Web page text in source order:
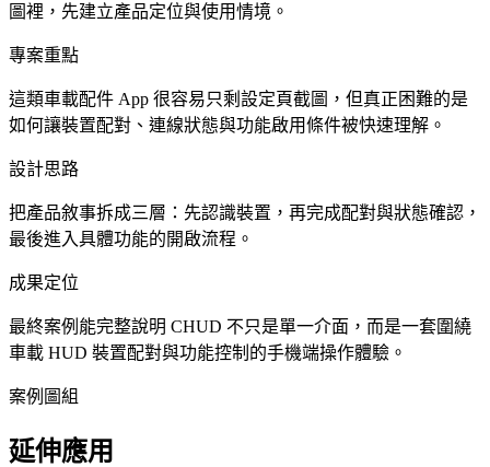
圖裡，先建立產品定位與使用情境。
專案重點
這類車載配件 App 很容易只剩設定頁截圖，但真正困難的是
如何讓裝置配對、連線狀態與功能啟用條件被快速理解。
設計思路
把產品敘事拆成三層：先認識裝置，再完成配對與狀態確認，
最後進入具體功能的開啟流程。
成果定位
最終案例能完整說明 CHUD 不只是單一介面，而是一套圍繞
車載 HUD 裝置配對與功能控制的手機端操作體驗。
案例圖組
延伸應用